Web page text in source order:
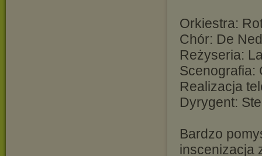
Orkiestra:
Chór: De
Reżyseria:
Scenografia:
Realizacja
Dyrygent:
Bardzo
inscenizacja